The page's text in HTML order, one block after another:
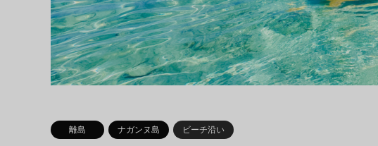
離島 ナガンヌ島 ビーチ沿い